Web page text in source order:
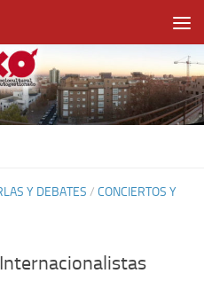
Y DEBATES / CONCIERTOS Y